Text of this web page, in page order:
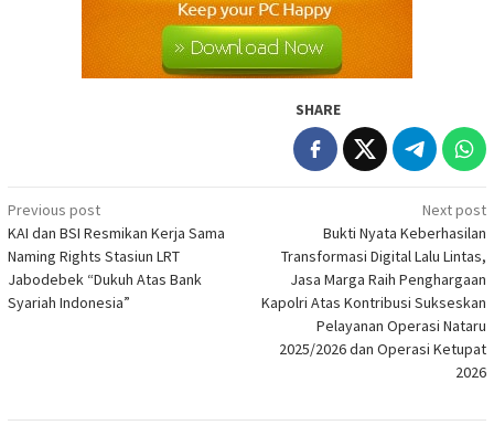
SHARE
Post
navigation
Previous post
KAI dan BSI Resmikan Kerja Sama
Naming Rights Stasiun LRT
Jabodebek “Dukuh Atas Bank
Syariah Indonesia”
Next post
Bukti Nyata Keberhasilan
Transformasi Digital Lalu Lintas,
Jasa Marga Raih Penghargaan
Kapolri Atas Kontribusi Sukseskan
Pelayanan Operasi Nataru
2025/2026 dan Operasi Ketupat
2026